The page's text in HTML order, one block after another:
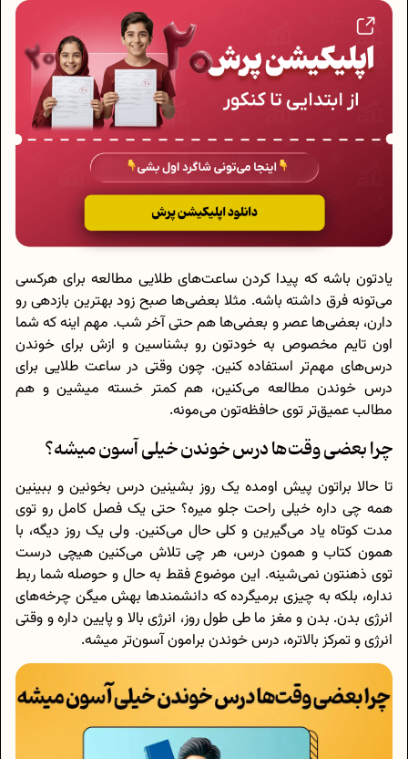
یادتون باشه که پیدا کردن ساعت‌های طلایی مطالعه برای هرکسی
می‌تونه فرق داشته باشه. مثلا بعضی‌ها صبح زود بهترین بازدهی رو
دارن، بعضی‌ها عصر و بعضی‌ها هم حتی آخر شب. مهم اینه که شما
اون تایم مخصوص به خودتون رو بشناسین و ازش برای خوندن
درس‌های مهم‌تر استفاده کنین. چون وقتی در ساعت طلایی برای
درس خوندن مطالعه می‌کنین، هم کمتر خسته میشین و هم
مطالب عمیق‌تر توی حافظه‌تون می‌مونه.
چرا بعضی وقت‌ها درس خوندن خیلی آسون میشه؟
تا حالا براتون پیش اومده یک روز بشینین درس بخونین و ببینین
همه چی داره خیلی راحت جلو میره؟ حتی یک فصل کامل رو توی
مدت کوتاه یاد می‌گیرین و کلی حال می‌کنین. ولی یک روز دیگه، با
همون کتاب و همون درس، هر چی تلاش می‌کنین هیچی درست
توی ذهنتون نمی‌شینه. این موضوع فقط به حال و حوصله شما ربط
نداره، بلکه به چیزی برمیگرده که دانشمندها بهش میگن چرخه‌های
انرژی بدن. بدن و مغز ما طی طول روز، انرژی بالا و پایین داره و وقتی
انرژی و تمرکز بالاتره، درس خوندن برامون آسون‌تر میشه.